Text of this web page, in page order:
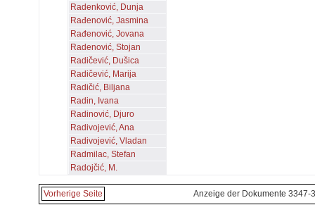
Radenković, Dunja
Rađenović, Jasmina
Rađenović, Jovana
Radenović, Stojan
Radičević, Dušica
Radičević, Marija
Radičić, Biljana
Radin, Ivana
Radinović, Djuro
Radivojević, Ana
Radivojević, Vladan
Radmilac, Stefan
Radojčić, M.
Vorherige Seite Anzeige der Dokumente 3347-